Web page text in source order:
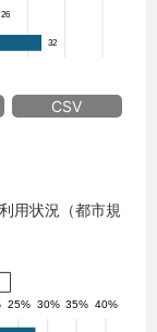
CSV
用状況（都市規